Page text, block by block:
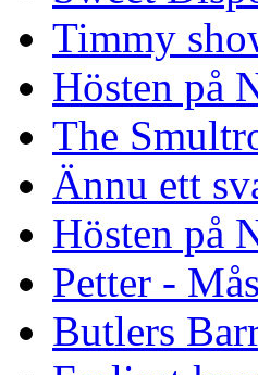
Timmy
Hösten på
The
Ännu ett
Hösten på
Petter -
Butlers